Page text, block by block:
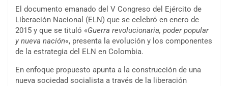
El documento emanado del V Congreso del Ejército de
Liberación Nacional (ELN) que se celebró en enero de
2015 y que se tituló «Guerra revolucionaria, poder popular
y nueva nación«, presenta la evolución y los componentes
de la estrategia del ELN en Colombia.
En enfoque propuesto apunta a la construcción de una
nueva sociedad socialista a través de la liberación